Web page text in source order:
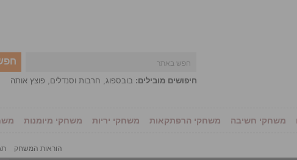
חיפושים מובילים: בובספוג, חרבות וסנדלים, פוצץ אותה
משחקי חשיבה משחקי הרפתקאות משחקי יריות משחקי מיומנות
הוראות המשחק